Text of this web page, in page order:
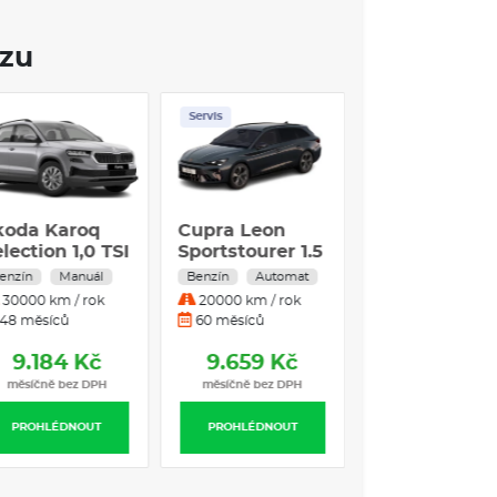
nadšence.
+
Automat
/ rok
Kč
DPH
Škoda Karoq
Selection 1,0 TSI
Manuál
30000 km / rok
48 měsíců
PROHLÉDNOUT
9.184 Kč
měsíčně bez DPH
Sportstourer 1.5
eTSI 110 kW